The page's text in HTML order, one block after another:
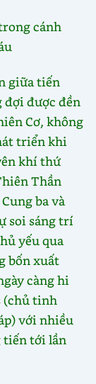
cánh
giữa tiến
đợi được đền
Cơ, không
triển khi
khí thứ
Thần
ba và
soi sáng trí
yếu qua
bốn xuất
càng hi
(chủ tinh
với nhiều
tiến tới lần